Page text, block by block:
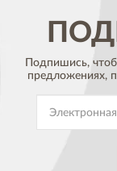
Подпишись,
предложениях,